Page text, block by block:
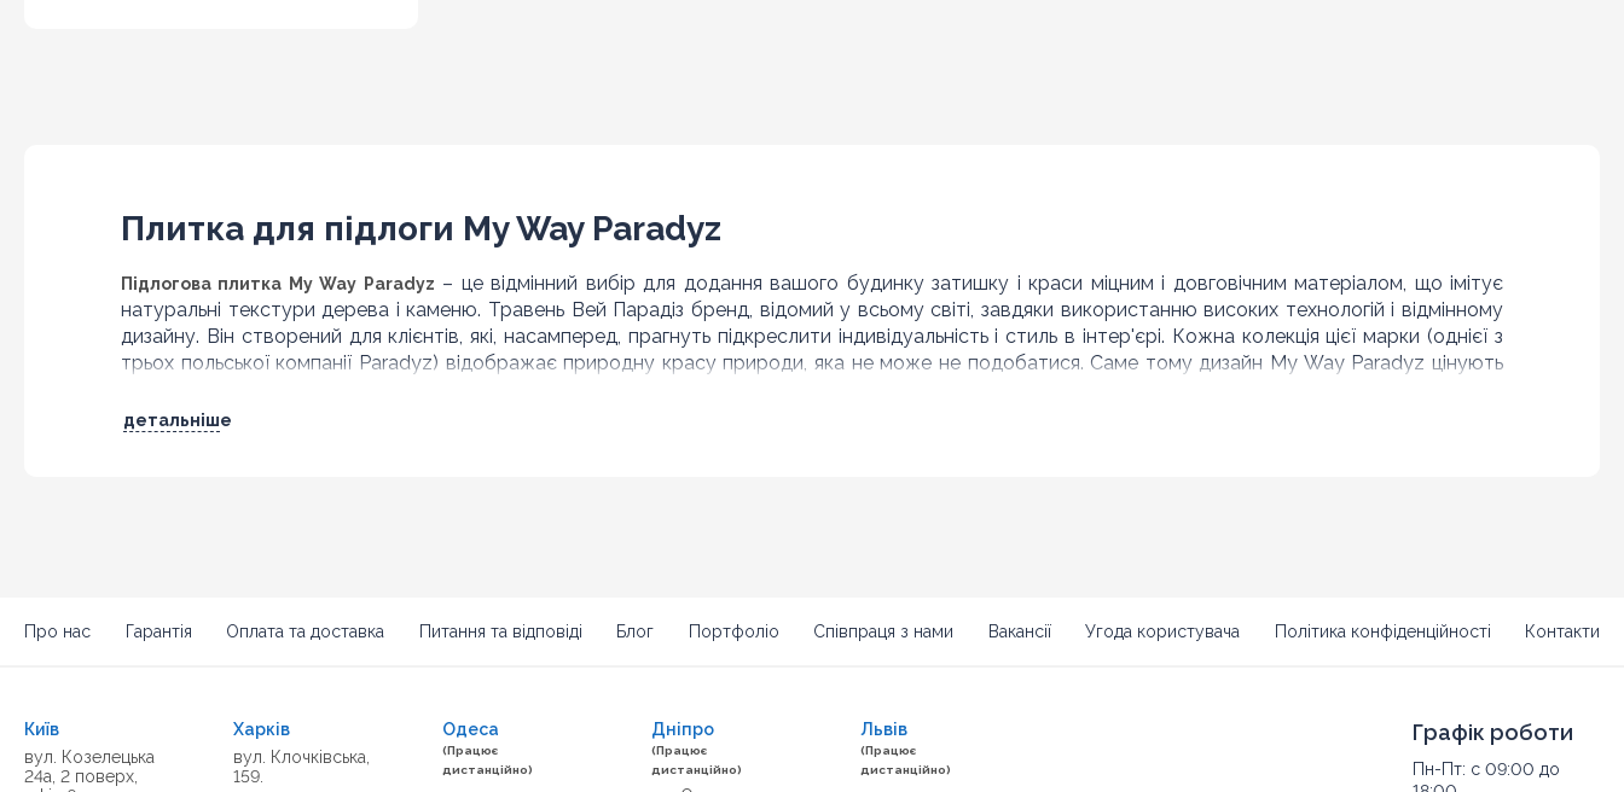
Плитка для підлоги My Way Paradyz
Підлогова плитка My Way Paradyz – це відмінний вибір для додання вашого будинку затишку і краси міцним і довговічним матеріалом, що імітує
натуральні текстури дерева і каменю. Травень Вей Парадіз бренд, відомий у всьому світі, завдяки використанню високих технологій і відмінному
дизайну. Він створений для клієнтів, які, насамперед, прагнуть підкреслити індивідуальність і стиль в інтер'єрі. Кожна колекція цієї марки (однієї з
трьох польської компанії Paradyz) відображає природну красу природи, яка не може не подобатися. Саме тому дизайн My Way Paradyz цінують
Особливості плитки для підлоги My Way Paradyz
Весь виробничий процес проходить під суворим контролем якості і тільки на самому сучасному обладнанні з найбільш модерновим технологій.
висока якість продукції;
увага до дрібниць;
широкий діапазон вибору колекцій;
детальніше
Про нас Гарантія Оплата та доставка Питання та відповіді Блог Портфоліо Співпраця з нами Вакансії Угода користувача Політика конфіденційності Контакти
Київ
вул. Козелецька
24а, 2 поверх,
Харків
вул. Клочківська,
159.
Одеса
(Працює
дистанційно)
Дніпро
(Працює
дистанційно)
Львів
(Працює
дистанційно)
Графік роботи
Пн-Пт: с 09:00 до